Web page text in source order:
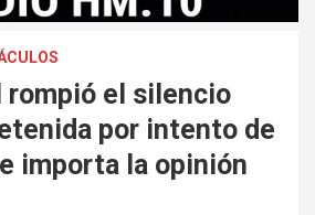
rompió el silencio
por intento de
importa la opinión